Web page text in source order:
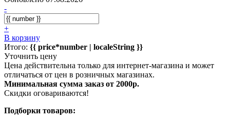
-
+
В корзину
Итого: {{ price*number | localeString }}
Уточнить цену
Цена действительна только для интернет-магазина и может
отличаться от цен в розничных магазинах.
Минимальная сумма заказ от 2000р.
Скидки оговариваются!
Подборки товаров: